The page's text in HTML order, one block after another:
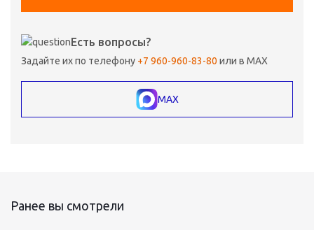
Есть вопросы?
Задайте их по телефону +7 960-960-83-80 или в MAX
MAX
Ранее вы смотрели